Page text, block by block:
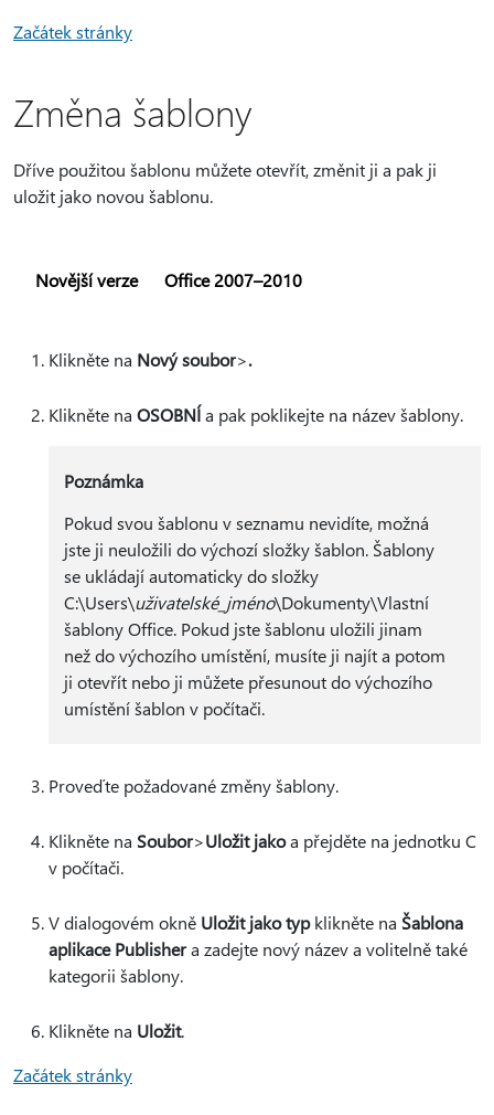
Začátek stránky
Změna šablony
Dříve použitou šablonu můžete otevřít, změnit ji a pak ji
uložit jako novou šablonu.
Novější verze Office 2007–2010
Klikněte na Nový soubor>.
Klikněte na OSOBNÍa pak poklikejte na název šablony.
Poznámka
Pokud svou šablonu v seznamu nevidíte, možná
jste ji neuložili do výchozí složky šablon. Šablony
se ukládají automaticky do složky
C:\Users\uživatelské_jméno\Dokumenty\Vlastní
šablony Office. Pokud jste šablonu uložili jinam
než do výchozího umístění, musíte ji najít a potom
ji otevřít nebo ji můžete přesunout do výchozího
umístění šablon v počítači.
Proveďte požadované změny šablony.
Klikněte na Soubor>Uložit jakoa přejděte na jednotku C
v počítači.
V dialogovém okně Uložit jako typklikněte na Šablona
aplikace Publishera zadejte nový název a volitelně také
kategorii šablony.
Klikněte na Uložit.
Začátek stránky